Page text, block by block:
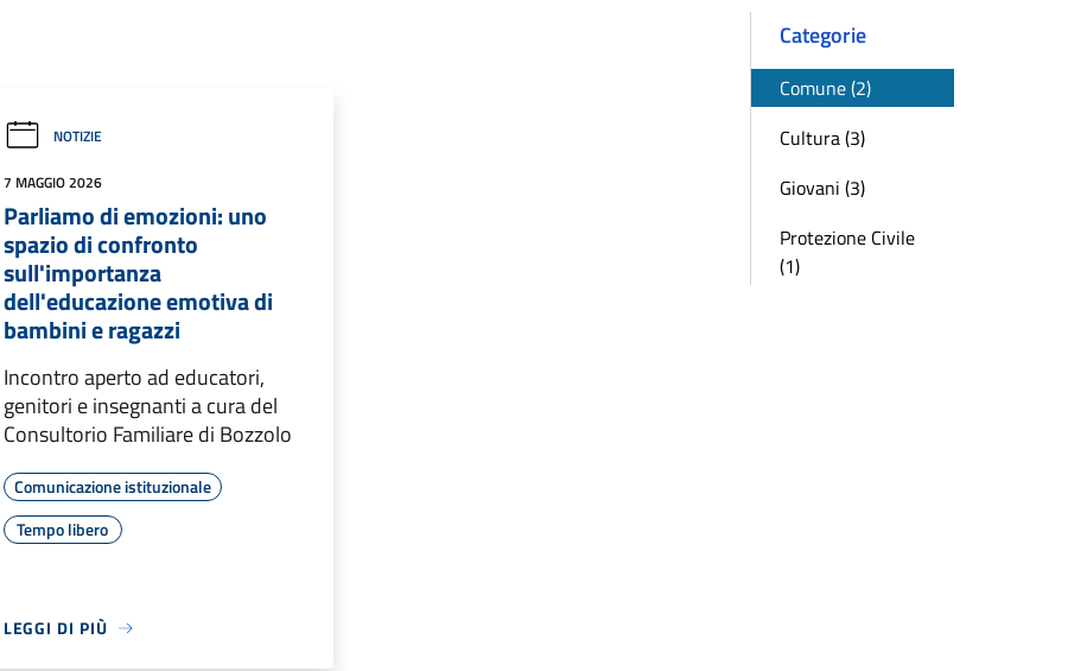
NOTIZIE
7 MAGGIO 2026
Parliamo di emozioni: uno
spazio di confronto
sull'importanza
dell'educazione emotiva di
bambini e ragazzi
Incontro aperto ad educatori,
genitori e insegnanti a cura del
Consultorio Familiare di Bozzolo
Comunicazione istituzionale
Tempo libero
LEGGI DI PIÙ
Categorie
Comune (2)
Cultura (3)
Giovani (3)
Protezione Civile
(1)